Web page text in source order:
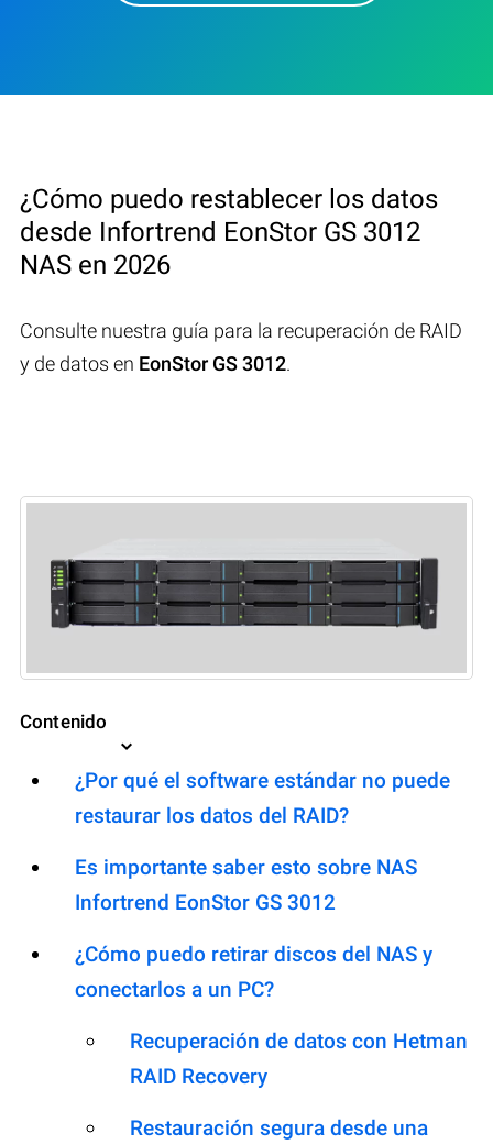
¿Cómo puedo restablecer los datos
desde Infortrend EonStor GS 3012
NAS en 2026
Consulte nuestra guía para la recuperación de RAID
y de datos en EonStor GS 3012.
Contenido
¿Por qué el software estándar no puede
restaurar los datos del RAID?
Es importante saber esto sobre NAS
Infortrend EonStor GS 3012
¿Cómo puedo retirar discos del NAS y
conectarlos a un PC?
Recuperación de datos con Hetman
RAID Recovery
Restauración segura desde una